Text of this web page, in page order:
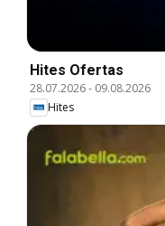
Hites Ofertas
28.07.2026- 09.08.2026
Hites